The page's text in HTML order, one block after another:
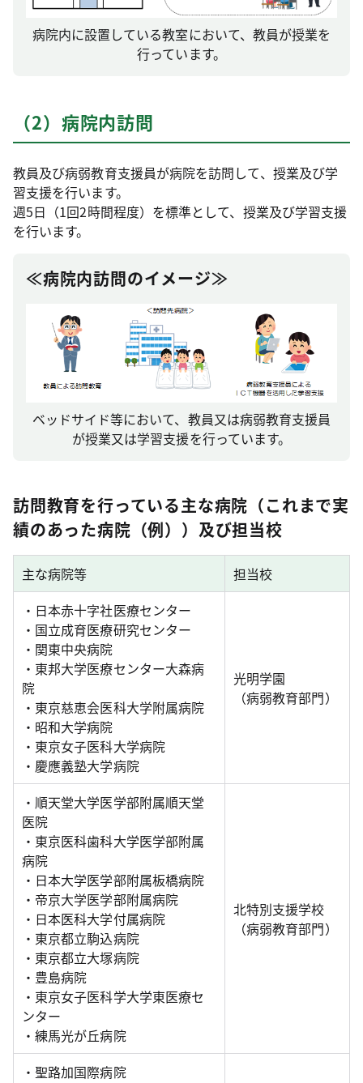
病院内に設置している教室において、教員が授業を
行っています。
（2）病院内訪問
教員及び病弱教育支援員が病院を訪問して、授業及び学
習支援を行います。
週5日（1回2時間程度）を標準として、授業及び学習支援
を行います。
≪病院内訪問のイメージ≫
ベッドサイド等において、教員又は病弱教育支援員
が授業又は学習支援を行っています。
訪問教育を行っている主な病院（これまで実
績のあった病院（例））及び担当校
主な病院等
担当校
・日本赤十字社医療センター
・国立成育医療研究センター
・関東中央病院
・東邦大学医療センター大森病
院
・東京慈恵会医科大学附属病院
・昭和大学病院
・東京女子医科大学病院
・慶應義塾大学病院
光明学園
（病弱教育部門）
・順天堂大学医学部附属順天堂
医院
・東京医科歯科大学医学部附属
病院
・日本大学医学部附属板橋病院
・帝京大学医学部附属病院
・日本医科大学付属病院
・東京都立駒込病院
・東京都立大塚病院
・豊島病院
・東京女子医科学大学東医療セ
ンター
・練馬光が丘病院
北特別支援学校
（病弱教育部門）
・聖路加国際病院